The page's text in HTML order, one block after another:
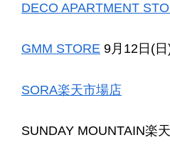
DECO APARTMENT
GMM STORE 9月12日(
SORA楽天市場店
SUNDAY MOUNTAIN楽